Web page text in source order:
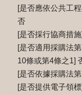
[是否應依公共工
否
[是否採行協商措
[是否適用採購法
10條或第4條之1]
[是否依據採購法
[是否提供電子領